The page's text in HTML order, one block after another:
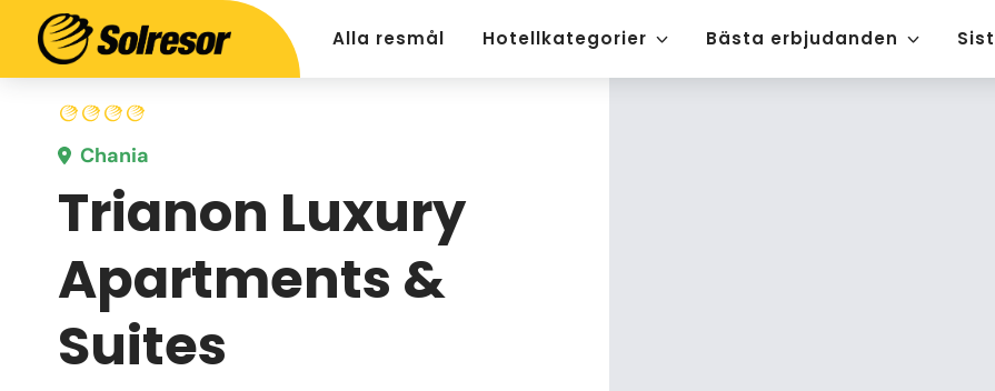
Alla resmål Hotellkategorier Bästa erbjudanden
Chania
Trianon Luxury
Apartments &
Suites